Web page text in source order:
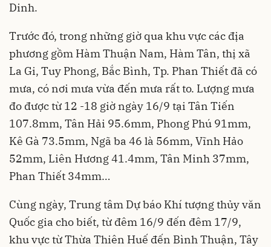
Dinh.
Trước đó, trong những giờ qua khu vực các địa
phương gồm Hàm Thuận Nam, Hàm Tân, thị xã
La Gi, Tuy Phong, Bắc Bình, Tp. Phan Thiết đã có
mưa, có nơi mưa vừa đến mưa rất to. Lượng mưa
đo được từ 12 -18 giờ ngày 16/9 tại Tân Tiến
107.8mm, Tân Hải 95.6mm, Phong Phú 91mm,
Kê Gà 73.5mm, Ngã ba 46 là 56mm, Vĩnh Hảo
52mm, Liên Hương 41.4mm, Tân Minh 37mm,
Phan Thiết 34mm…
Cùng ngày, Trung tâm Dự báo Khí tượng thủy văn
Quốc gia cho biết, từ đêm 16/9 đến đêm 17/9,
khu vực từThừa Thiên Huế đến Bình Thuận, Tây